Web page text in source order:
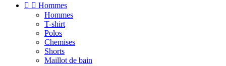
  Hommes
Hommes
T-shirt
Polos
Chemises
Shorts
Maillot de bain